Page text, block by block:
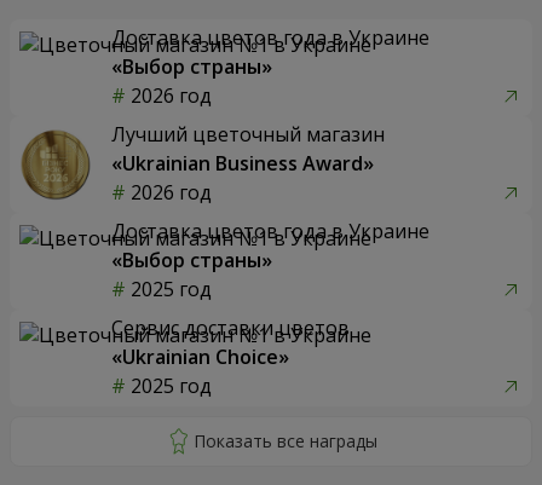
Доставка цветов года в Украине
«Выбор страны»
2026 год
Лучший цветочный магазин
«Ukrainian Business Award»
2026 год
Доставка цветов года в Украине
«Выбор страны»
2025 год
Сервис доставки цветов
«Ukrainian Choice»
2025 год